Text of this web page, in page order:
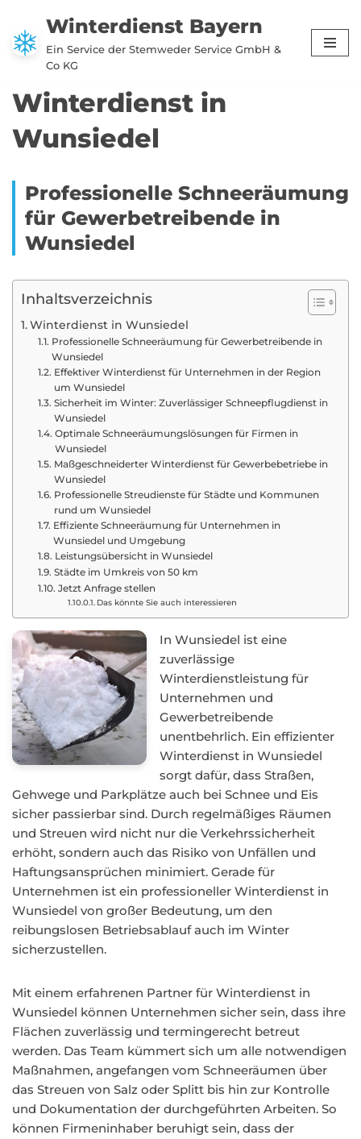
Zum
Inhalt
Winterdienst Bayern
Ein Service der Stemweder Service GmbH &
Co KG
Winterdienst in
Wunsiedel
Professionelle Schneeräumung
für Gewerbetreibende in
Wunsiedel
Inhaltsverzeichnis
Winterdienst in Wunsiedel
Professionelle Schneeräumung für Gewerbetreibende in
Wunsiedel
Effektiver Winterdienst für Unternehmen in der Region
um Wunsiedel
Sicherheit im Winter: Zuverlässiger Schneepflugdienst in
Wunsiedel
Optimale Schneeräumungslösungen für Firmen in
Wunsiedel
Maßgeschneiderter Winterdienst für Gewerbebetriebe in
Wunsiedel
Professionelle Streudienste für Städte und Kommunen
rund um Wunsiedel
Effiziente Schneeräumung für Unternehmen in
Wunsiedel und Umgebung
Leistungsübersicht in Wunsiedel
Städte im Umkreis von 50 km
Jetzt Anfrage stellen
Das könnte Sie auch interessieren
In Wunsiedel ist eine
zuverlässige
Winterdienstleistung für
Unternehmen und
Gewerbetreibende
unentbehrlich. Ein effizienter
Winterdienst in Wunsiedel
sorgt dafür, dass Straßen,
Gehwege und Parkplätze auch bei Schnee und Eis
sicher passierbar sind. Durch regelmäßiges Räumen
und Streuen wird nicht nur die Verkehrssicherheit
erhöht, sondern auch das Risiko von Unfällen und
Haftungsansprüchen minimiert. Gerade für
Unternehmen ist ein professioneller Winterdienst in
Wunsiedel von großer Bedeutung, um den
reibungslosen Betriebsablauf auch im Winter
sicherzustellen.
Mit einem erfahrenen Partner für Winterdienst in
Wunsiedel können Unternehmen sicher sein, dass ihre
Flächen zuverlässig und termingerecht betreut
werden. Das Team kümmert sich um alle notwendigen
Maßnahmen, angefangen vom Schneeräumen über
das Streuen von Salz oder Splitt bis hin zur Kontrolle
und Dokumentation der durchgeführten Arbeiten. So
können Firmeninhaber beruhigt sein, dass der